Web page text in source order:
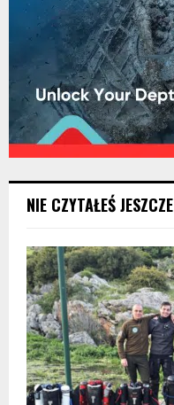
NIE CZYTAŁEŚ JESZCZE